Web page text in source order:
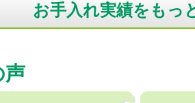
お手入れ実績をもっ
声